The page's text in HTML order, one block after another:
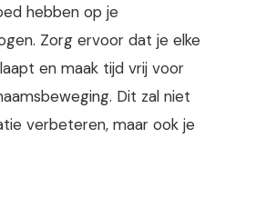
hebben op je
Zorg ervoor dat je elke
en maak tijd vrij voor
Dit zal niet
verbeteren, maar ook je